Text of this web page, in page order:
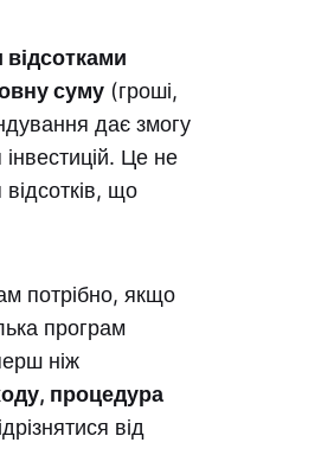
суму (гроші,
дає змогу
Це не
що
потрібно, якщо
програм
ніж
процедура
від